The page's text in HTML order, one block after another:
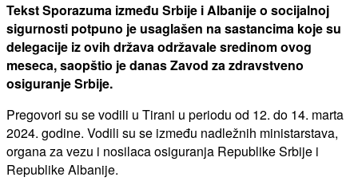
Tekst Sporazuma između Srbije i Albanije o socijalnoj
sigurnosti potpuno je usaglašen na sastancima koje su
delegacije iz ovih država održavale sredinom ovog
meseca, saopštio je danas Zavod za zdravstveno
osiguranje Srbije.
Pregovori su se vodili u Tirani u periodu od 12. do 14. marta
2024. godine. Vodili su se između nadležnih ministarstava,
organa za vezu i nosilaca osiguranja Republike Srbije i
Republike Albanije.